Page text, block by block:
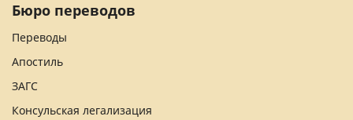
Бюро переводов
Переводы
Апостиль
ЗАГС
Консульская легализация